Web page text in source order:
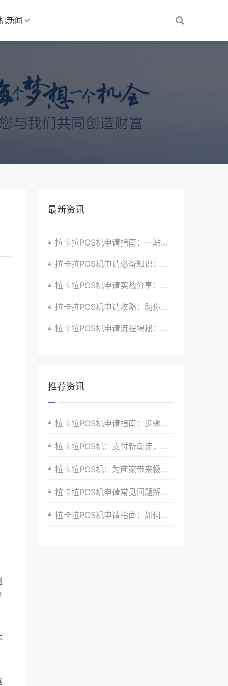
新闻
最新资讯
拉卡拉POS机申请指南：一站式解决商户支付升级、智能化与创新需求
拉卡拉POS机申请必备知识：全面了解政策、市场、技术与创新趋势
拉卡拉POS机申请实战分享：如何借助支付创新技术提升商户运营效益与效率
拉卡拉POS机申请攻略：助你打造个性化、差异化支付体验以提升竞争力
拉卡拉POS机申请流程揭秘：紧跟支付技术创新步伐，抢占市场先机
推荐资讯
拉卡拉POS机申请指南：步骤详解与常见问题解答
拉卡拉POS机：支付新潮流，引领未来
拉卡拉POS机：为商家带来极致的支付体验和服务
拉卡拉POS机申请常见问题解答：避免踩坑
拉卡拉POS机申请指南：如何选择适合自己的支付解决方案